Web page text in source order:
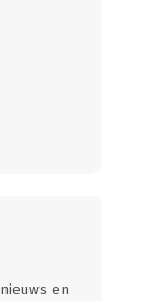
en